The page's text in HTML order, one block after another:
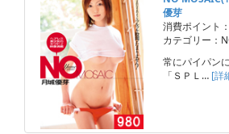
優芽
消費ポイント：
カテゴリー：
常にパイパン
「ＳＰＬ… [詳